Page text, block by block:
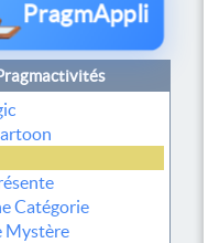
PragmAppli
Catégorie
Mystère